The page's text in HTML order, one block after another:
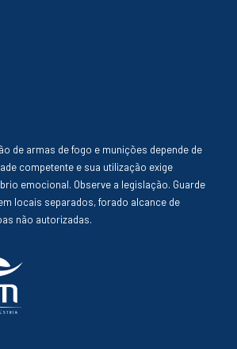
de armas de fogo e munições depende de
competente e sua utilização exige
emocional. Observe a legislação. Guarde
locais separados, forado alcance de
não autorizadas.